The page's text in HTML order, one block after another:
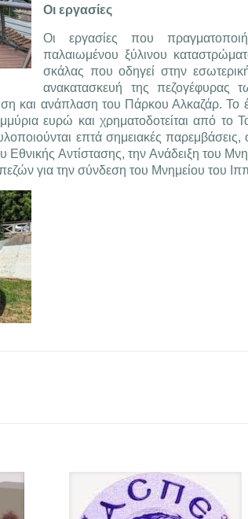
Οι εργασίες
Οι εργασίες που
παλαιωμένου ξύλινου
σκάλας που οδηγεί στην
ανακατασκευή της πεζογέφυρας
και ανάπλαση του Πάρκου Αλκαζάρ.
ευρώ και χρηματοδοτείται από το
επτά σημειακές
Εθνικής Αντίστασης, την Ανάδειξη του
για την σύνδεση του Μνημείου του